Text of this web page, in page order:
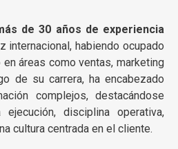
de 30 años de experiencia
internacional, habiendo ocupado
áreas como ventas, marketing
de su carrera, ha encabezado
complejos, destacándose
disciplina operativa,
cultura centrada en el cliente.